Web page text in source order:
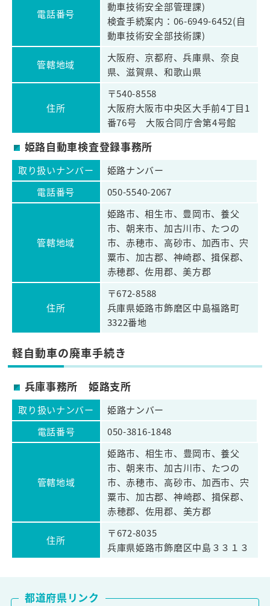
電話番号
動車技術安全部管理課)
検査手続案内：06-6949-6452(自
動車技術安全部技術課)
管轄地域
大阪府、京都府、兵庫県、奈良
県、滋賀県、和歌山県
住所
〒540-8558
大阪府大阪市中央区大手前4丁目1
番76号 大阪合同庁舎第4号館
姫路自動車検査登録事務所
取り扱いナンバー
姫路ナンバー
電話番号
050-5540-2067
管轄地域
姫路市、相生市、豊岡市、養父
市、朝来市、加古川市、たつの
市、赤穂市、高砂市、加西市、宍
粟市、加古郡、神崎郡、揖保郡、
赤穂郡、佐用郡、美方郡
住所
〒672-8588
兵庫県姫路市飾磨区中島福路町
3322番地
軽自動車の廃車手続き
兵庫事務所 姫路支所
取り扱いナンバー
姫路ナンバー
電話番号
050-3816-1848
管轄地域
姫路市、相生市、豊岡市、養父
市、朝来市、加古川市、たつの
市、赤穂市、高砂市、加西市、宍
粟市、加古郡、神崎郡、揖保郡、
赤穂郡、佐用郡、美方郡
住所
〒672-8035
兵庫県姫路市飾磨区中島３３１３
都道府県リンク